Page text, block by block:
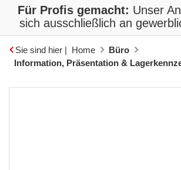
Für Profis gemacht: Unser
sich ausschließlich an
Sie sind hier | Home
Büro
Information, Präsentation &